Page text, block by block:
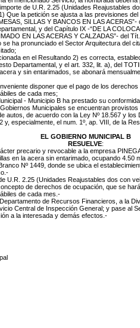
de U.R. 2.25 (Unidades Reajustables
Que la petición se ajusta a las previsiones
SILLAS Y BANCOS EN LAS ACERAS”-
y del Capítulo IX -“DE LA
EN LAS ACERAS Y CALZADAS”- del
se ha pronunciado el Sector Arquitectura del
en el Resultando 2) es correcta,
Departamental, y el art. 332, lit. a), del
y sin entarimados, se abonará
disponer que el pago de los
de cada mes;
- Municipio B ha prestado su
Municipales se encuentran
autos, de acuerdo con la Ley Nº 18.567 y los
y, especialmente, el num. 1º, ap. VIII, de la
EL GOBIERNO MUNICIPAL B
RESUELVE:
precario y revocable a la empresa
en la acera sin entarimado, ocupando 4.50
Nº 1449, donde se ubica el
U.R. 2.25 (Unidades Reajustables dos con
de derechos de ocupación, que se
de cada mes.-
de Recursos Financieros, a la
Central de Inspección General; y pase al
a la interesada y demás efectos.-